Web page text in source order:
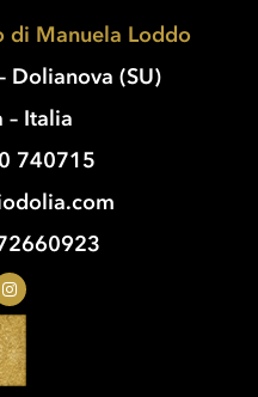
di Manuela Loddo
Dolianova (SU)
– Italia
740715